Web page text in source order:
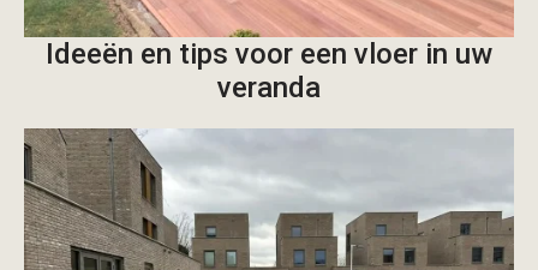
Ideeën en tips voor een vloer in uw
veranda